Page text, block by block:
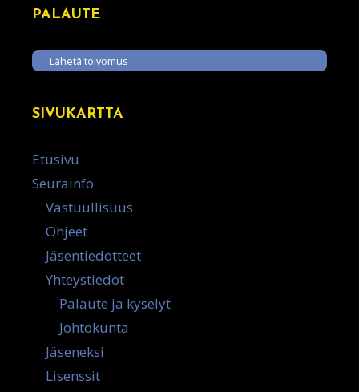
PALAUTE
Lähetä toivomus
SIVUKARTTA
Etusivu
Seurainfo
Vastuullisuus
Ohjeet
Jäsentiedotteet
Yhteystiedot
Palaute ja kyselyt
Johtokunta
Jäseneksi
Lisenssit